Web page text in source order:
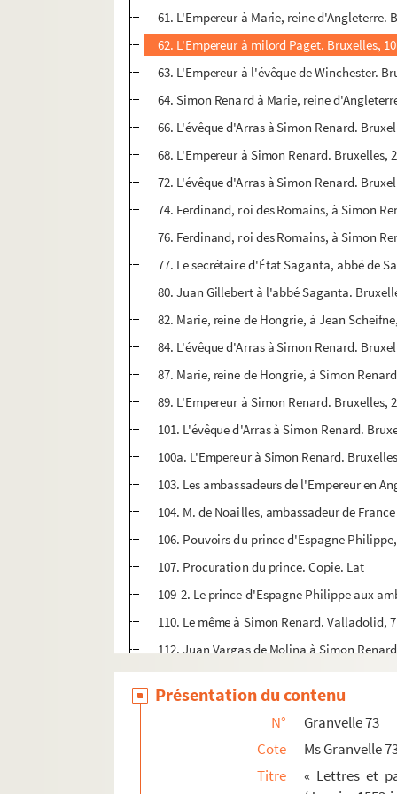
61. L'Empereur à Marie, reine d'Angleterre.
62. L'Empereur à milord Paget. Bruxelles,
63. L'Empereur à l'évêque de Winchester.
64. Simon Renard à Marie, reine
66. L'évêque d'Arras à Simon Renard.
68. L'Empereur à Simon Renard. Bruxelles,
72. L'évêque d'Arras à Simon Renard.
74. Ferdinand, roi des Romains, à Simon
76. Ferdinand, roi des Romains, à Simon
77. Le secrétaire d'État Saganta, abbé de
80. Juan Gillebert à l'abbé Saganta.
82. Marie, reine de Hongrie, à Jean
84. L'évêque d'Arras à Simon Renard.
87. Marie, reine de Hongrie, à Simon
89. L'Empereur à Simon Renard. Bruxelles,
101. L'évêque d'Arras à Simon Renard.
100a. L'Empereur à Simon Renard.
103. Les ambassadeurs de l'Empereur en
104. M. de Noailles, ambassadeur de
106. Pouvoirs du prince d'Espagne
107. Procuration du prince. Copie. Lat
109-2. Le prince d'Espagne Philippe aux
110. Le même à Simon Renard. Valladolid,
112. Juan Vargas de Molina à Simon
114. L'évêque d'Arras aux ambassadeurs
116. Les ambassadeurs en Angleterre à
118. Les ambassadeurs en Angleterre à la
119. Charles-Quint à ses ambassadeurs
123. Antoine de Noailles, ambassadeur de
Présentation du contenu
N°
Granvelle 73
Cote
Ms Granvelle
Titre
« Lettres et